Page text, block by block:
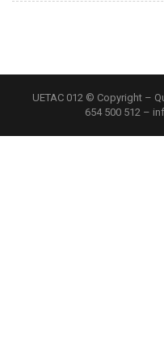
UETAC 012 © Copyright –
654 500 512 –